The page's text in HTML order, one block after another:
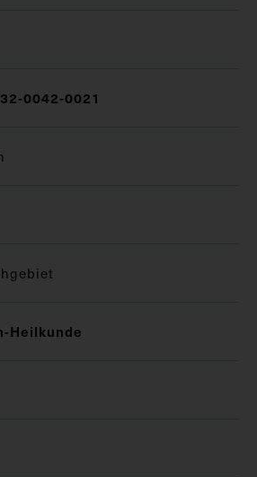
0042-0021
Heilkunde